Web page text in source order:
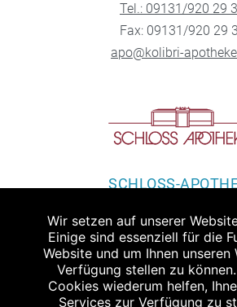
Tel.: 09131/920 29
Fax: 09131/920 29
apo@kolibri-
SCHLOSS-
91054 Erlangen
Tel.: 09131/25304
Fax: 09131/206373
info@schloss-apotheke-
Wir setzen auf unserer
Einige sind essenziell für die
Website und um Ihnen unseren
Verfügung stellen zu
Cookies wiederum helfen,
Services zur Verfügung zu